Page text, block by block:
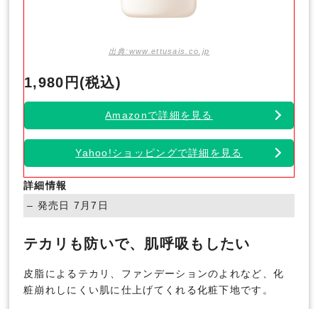
出典:www.ettusais.co.jp
1,980円(税込)
Amazonで詳細を見る
Yahoo!ショッピングで詳細を見る
詳細情報
– 発売日 7月7日
テカリも防いで、肌呼吸もしたい
皮脂によるテカリ、ファンデーションのよれなど、化
粧崩れしにくい肌に仕上げてくれる化粧下地です。